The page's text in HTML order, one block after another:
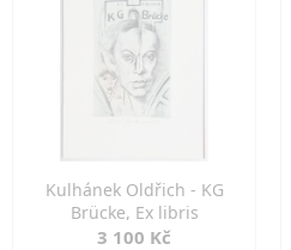
Kulhánek Oldřich - KG
Brücke, Ex libris
3 100 Kč